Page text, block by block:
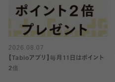
2026.08.07
【Tabioアプリ】毎月11日はポイント
2倍